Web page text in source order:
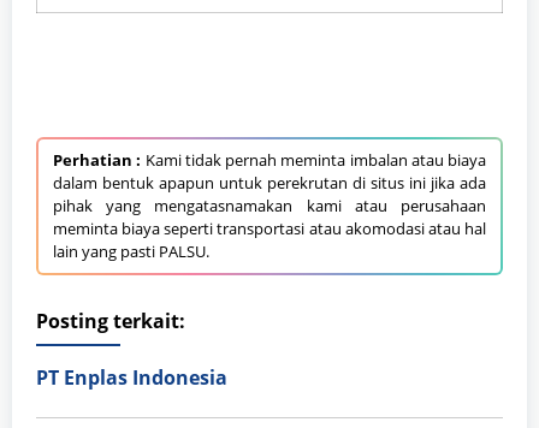
Perhatian : Kami tidak pernah meminta imbalan atau biaya
dalam bentuk apapun untuk perekrutan di situs ini jika ada
pihak yang mengatasnamakan kami atau perusahaan
meminta biaya seperti transportasi atau akomodasi atau hal
lain yang pasti PALSU.
Posting terkait:
PT Enplas Indonesia